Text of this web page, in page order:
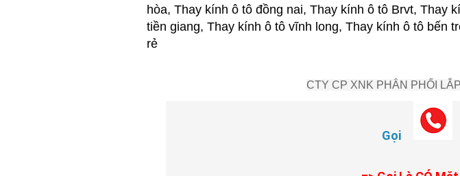
hòa, Thay kính ô tô đồng nai, Thay kính ô tô Brvt, Thay
tiền giang, Thay kính ô tô vĩnh long, Thay kính ô tô bến
rẻ
CTY CP XNK PHÂN PHỐI
Gọi